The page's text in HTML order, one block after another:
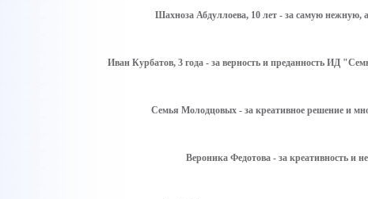
Шахноза Абдуллоева, 10 лет - за самую нежную,
Иван Курбатов, 3 года - за верность и преданность ИД
Семья Молодцовых - за креативное решение и
Вероника Федотова - за креативность и